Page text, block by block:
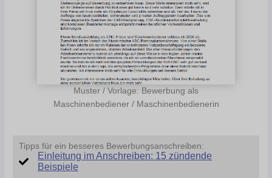
Muster / Vorlage: Bewerbung als
Maschinenbediener / Maschinenbedienerin
Tipps für ein besseres Bewerbungsanschreiben:
Einleitung im Anschreiben: 15 zündende
Beispiele